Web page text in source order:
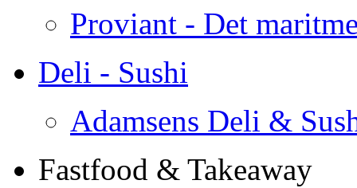
Proviant - Det
Deli - Sushi
Adamsens Deli &
Fastfood & Takeaway